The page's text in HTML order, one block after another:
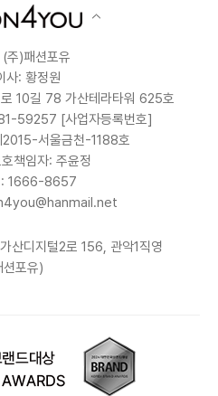
주)패션포유
사: 황정원
10길 78 가산테라타워 625호
59257 [사업자등록번호]
2015-서울금천-1188호
책임자: 주윤정
: 1666-8657
산디지털2로 156, 관악1직영
션포유)